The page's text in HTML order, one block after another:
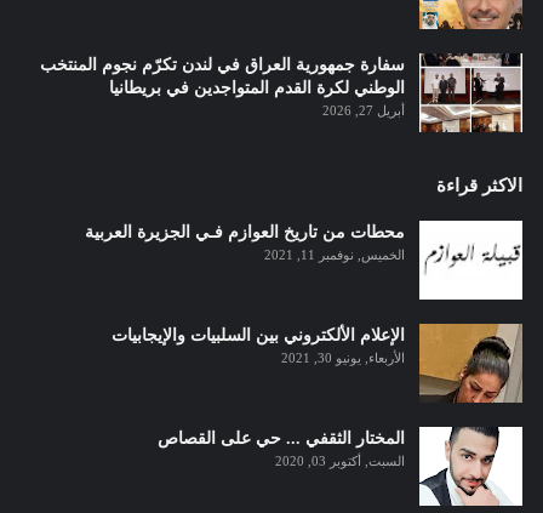
سفارة جمهورية العراق في لندن تكرّم نجوم المنتخب
الوطني لكرة القدم المتواجدين في بريطانيا
أبريل 27, 2026
الاكثر قراءة
محطات من تاريخ العوازم فـي الجزيرة العربية
الخميس, نوفمبر 11, 2021
الإعلام الألكتروني بين السلبيات والإيجابيات
الأربعاء, يونيو 30, 2021
المختار الثقفي ... حي على القصاص
السبت, أكتوبر 03, 2020